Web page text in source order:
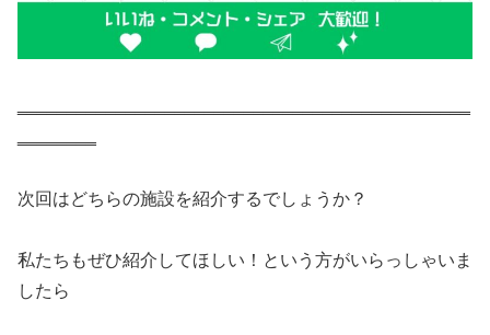
次回はどちらの施設を紹介するでしょうか？
私たちもぜひ紹介してほしい！という方がいらっしゃいま
したら